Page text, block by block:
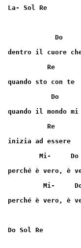
La- Sol Re
Do
dentro il cuore
          Re
quando sto con te
Do
quando il mondo
          Re
inizia ad essere
Mi-     Do
perché è vero, è
Mi-
perché è vero, è
Do Sol Re